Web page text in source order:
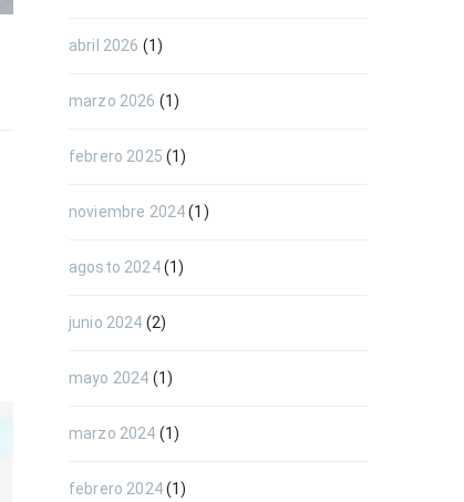
abril 2026 (1)
marzo 2026 (1)
febrero 2025 (1)
noviembre 2024(1)
agosto 2024(1)
junio 2024 (2)
mayo 2024 (1)
marzo 2024 (1)
febrero 2024(1)